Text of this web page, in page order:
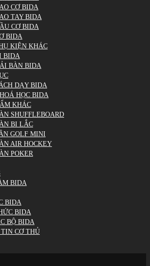
CƠ BIDA
TAY BIDA
CƠ BIDA
BIDA
KIỆN KHÁC
BIDA
BÀN BIDA
DẠY BIDA
HỌC BIDA
KHÁC
SHUFFLEBOARD
BI LẮC
GOLF MINI
AIR HOCKEY
POKER
BIDA
BIDA
BIDA
BỘ BIDA
CƠ THỦ